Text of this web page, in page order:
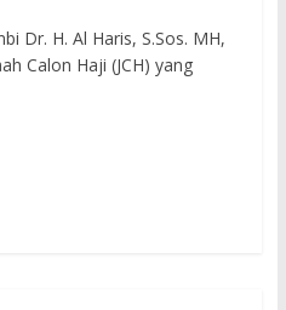
Dr. H. Al Haris, S.Sos. MH,
Calon Haji (JCH) yang